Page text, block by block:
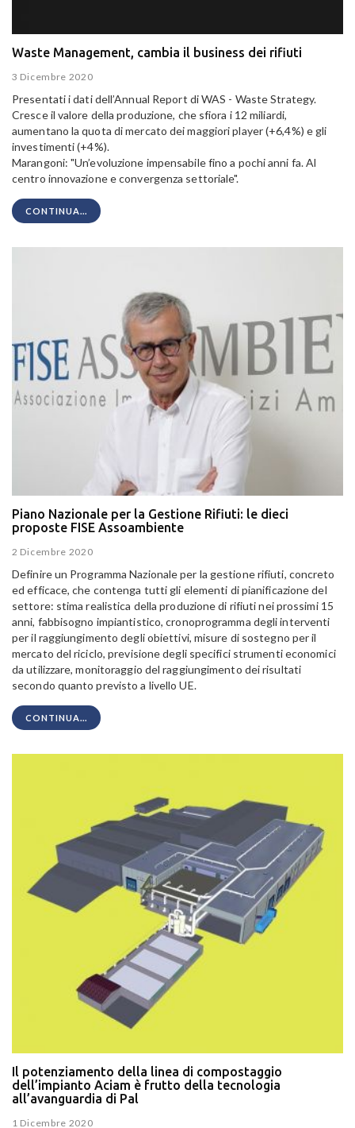
Waste Management, cambia il business dei rifiuti
3 Dicembre 2020
Presentati i dati dell’Annual Report di WAS - Waste Strategy.
Cresce il valore della produzione, che sfiora i 12 miliardi,
aumentano la quota di mercato dei maggiori player (+6,4%) e gli
investimenti (+4%).
Marangoni: "Un’evoluzione impensabile fino a pochi anni fa. Al
centro innovazione e convergenza settoriale".
CONTINUA...
Piano Nazionale per la Gestione Rifiuti: le dieci
proposte FISE Assoambiente
2 Dicembre 2020
Definire un Programma Nazionale per la gestione rifiuti, concreto
ed efficace, che contenga tutti gli elementi di pianificazione del
settore: stima realistica della produzione di rifiuti nei prossimi 15
anni, fabbisogno impiantistico, cronoprogramma degli interventi
per il raggiungimento degli obiettivi, misure di sostegno per il
mercato del riciclo, previsione degli specifici strumenti economici
da utilizzare, monitoraggio del raggiungimento dei risultati
secondo quanto previsto a livello UE.
CONTINUA...
Il potenziamento della linea di compostaggio
dell’impianto Aciam è frutto della tecnologia
all’avanguardia di Pal
1 Dicembre 2020